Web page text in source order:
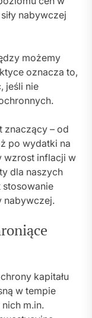
nabywczej
możemy
oznacza to,
jeśli nie
znaczący – od
po wydatki na
wzrost inflacji w
dla naszych
stosowanie
nabywczej.
kapitału
w tempie
m.in.